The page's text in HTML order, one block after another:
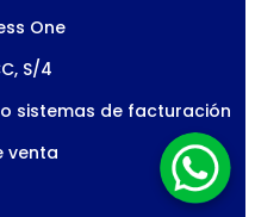
One
S/4
sistemas de facturación
venta